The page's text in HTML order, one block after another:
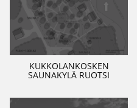
KUKKOLANKOSKEN
SAUNAKYLÄ RUOTSI